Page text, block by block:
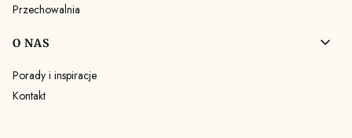
Przechowalnia
O NAS
Porady i inspiracje
Kontakt